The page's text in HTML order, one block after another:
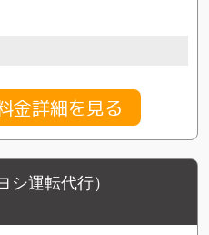
金詳細を見る
運転代行）